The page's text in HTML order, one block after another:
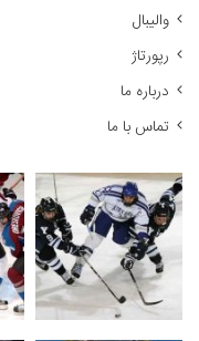
والیبال
رپورتاژ
درباره ما
تماس با ما